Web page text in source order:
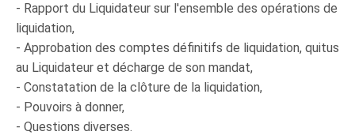
- Rapport du Liquidateur sur l'ensemble des opérations de
liquidation,
- Approbation des comptes définitifs de liquidation, quitus
au Liquidateur et décharge de son mandat,
- Constatation de la clôture de la liquidation,
- Pouvoirs à donner,
- Questions diverses.